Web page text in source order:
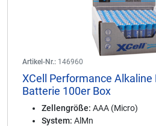
Artikel-Nr.: 146960
XCell Performance Alkaline
Batterie 100er Box
Zellengröße: AAA (Micro)
System: AlMn